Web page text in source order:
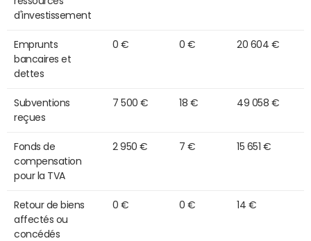
d'investissement
Emprunts
bancaires et
dettes
0 € 0 € 20 604 €
Subventions
reçues
7 500 € 18 € 49 058 €
Fonds de
compensation
pour la TVA
2 950 € 7 € 15 651 €
Retour de biens
affectés ou
concédés
0 € 0 € 14 €